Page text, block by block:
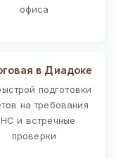
офиса
в Диадоке
подготовки
на требования
и встречные
проверки